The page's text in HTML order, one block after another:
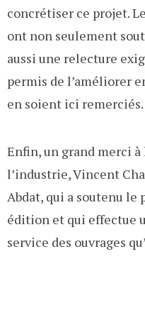
concrétiser ce projet.
ont non seulement
aussi une relecture
permis de l’améliorer
en soient ici remerciés.
Enfin, un grand merci à
l’industrie, Vincent
Abdat, qui a soutenu
édition et qui effectue
service des ouvrages